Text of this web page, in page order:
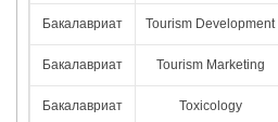
Бакалавриат Tourism Development
Бакалавриат Tourism Marketing
Бакалавриат Toxicology